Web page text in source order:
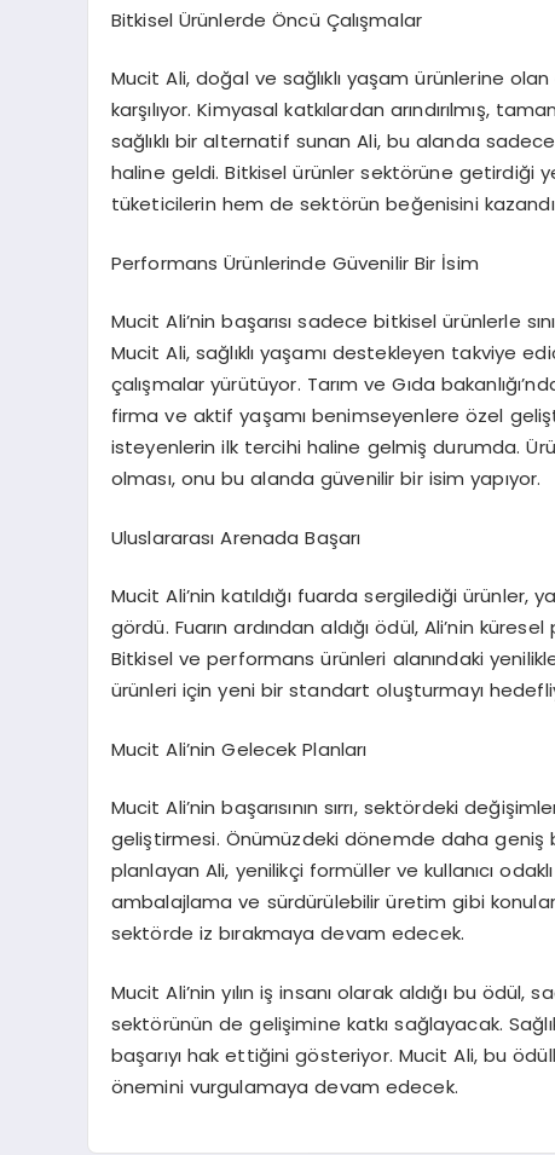
Bitkisel Ürünlerde Öncü Çalışmalar
Mucit Ali, doğal ve sağlıklı yaşam ürünlerine
karşılıyor. Kimyasal katkılardan arındırılmış,
sağlıklı bir alternatif sunan Ali, bu alanda
haline geldi. Bitkisel ürünler sektörüne getirdiği
tüketicilerin hem de sektörün beğenisini
Performans Ürünlerinde Güvenilir Bir İsim
Mucit Ali’nin başarısı sadece bitkisel ürünlerle
Mucit Ali, sağlıklı yaşamı destekleyen takviye
çalışmalar yürütüyor. Tarım ve Gıda
firma ve aktif yaşamı benimseyenlere özel
isteyenlerin ilk tercihi haline gelmiş durumda.
olması, onu bu alanda güvenilir bir isim yapıyor.
Uluslararası Arenada Başarı
Mucit Ali’nin katıldığı fuarda sergilediği ürünler,
gördü. Fuarın ardından aldığı ödül, Ali’nin
Bitkisel ve performans ürünleri alanındaki
ürünleri için yeni bir standart oluşturmayı
Mucit Ali’nin Gelecek Planları
Mucit Ali’nin başarısının sırrı, sektördeki
geliştirmesi. Önümüzdeki dönemde daha geniş
planlayan Ali, yenilikçi formüller ve kullanıcı
ambalajlama ve sürdürülebilir üretim gibi
sektörde iz bırakmaya devam edecek.
Mucit Ali’nin yılın iş insanı olarak aldığı bu
sektörünün de gelişimine katkı sağlayacak.
başarıyı hak ettiğini gösteriyor. Mucit Ali, bu
önemini vurgulamaya devam edecek.